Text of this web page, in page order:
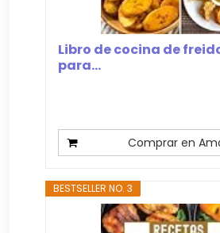
Libro de cocina de
para...
Comprar en
BESTSELLER NO. 3